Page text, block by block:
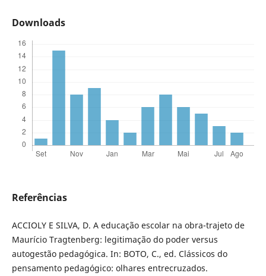
Downloads
Referências
ACCIOLY E SILVA, D. A educação escolar na obra-trajeto de
Maurício Tragtenberg: legitimação do poder versus
autogestão pedagógica. In: BOTO, C., ed. Clássicos do
pensamento pedagógico: olhares entrecruzados.